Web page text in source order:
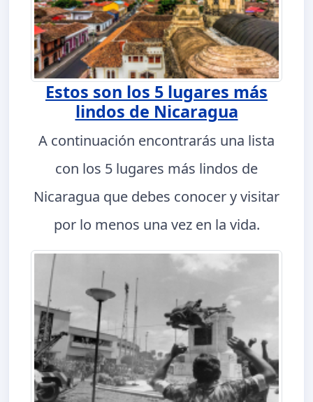
Estos son los 5 lugares más
lindos de Nicaragua
A continuación encontrarás una lista
con los 5 lugares más lindos de
Nicaragua que debes conocer y visitar
por lo menos una vez en la vida.